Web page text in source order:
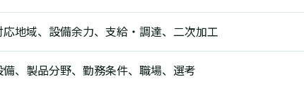
地域、設備余力、支給・調達、二次加工
、製品分野、勤務条件、職場、選考